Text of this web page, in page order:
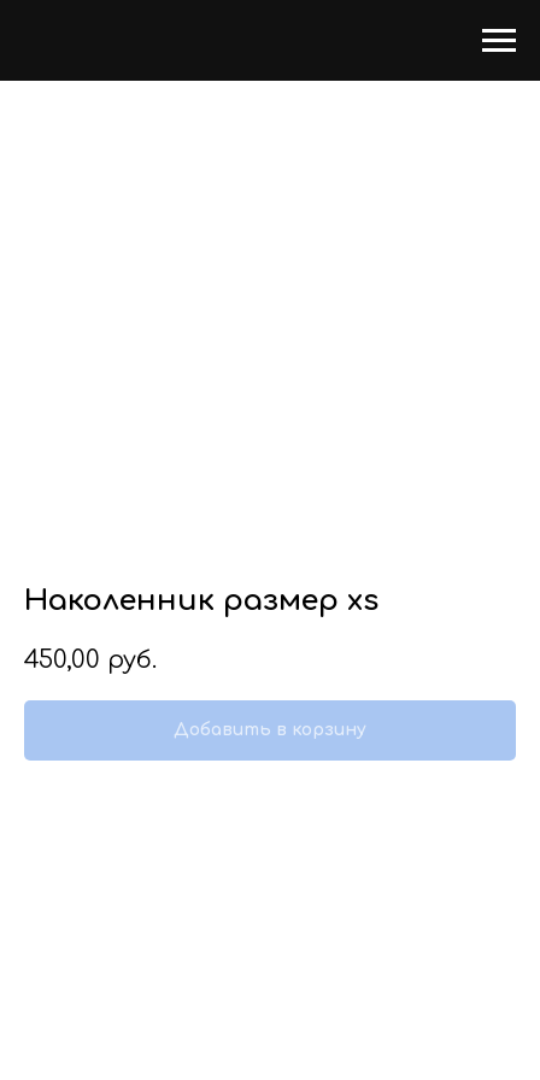
Наколенник размер xs
450,00 руб.
Добавить в корзину